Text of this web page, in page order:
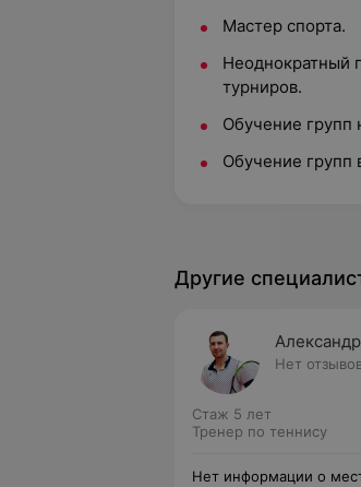
Мастер спорта.
Неоднократный
турниров.
Обучение групп
Обучение групп
Другие
Нет
Стаж 5 лет
Тренер по теннису
Нет информации о